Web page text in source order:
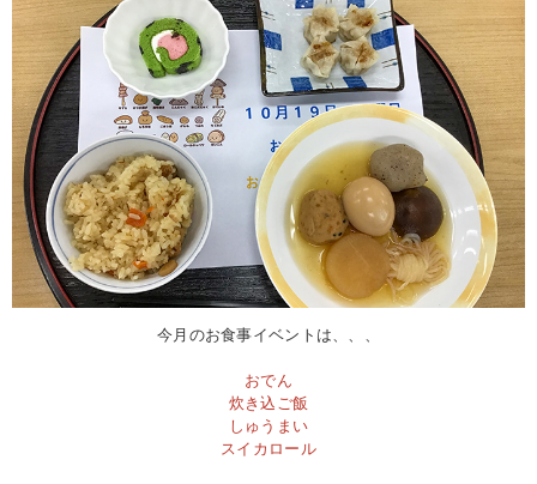
今月のお食事イベントは、、、
おでん
炊き込ご飯
しゅうまい
スイカロール